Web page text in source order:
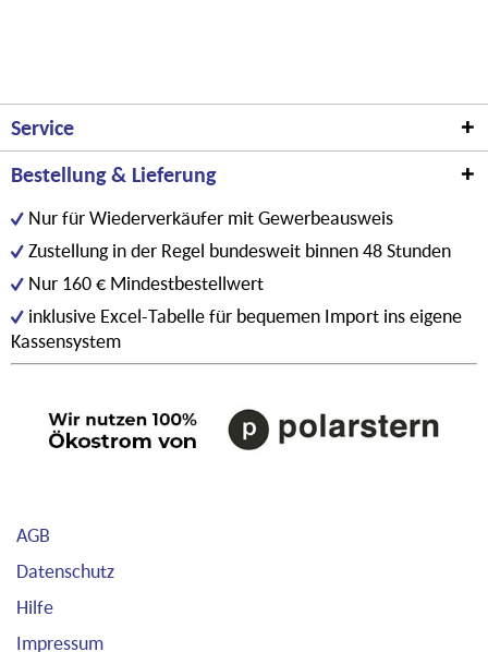
Service
Bestellung & Lieferung
Nur für Wiederverkäufer mit Gewerbeausweis
Zustellung in der Regel bundesweit binnen 48 Stunden
Nur 160 € Mindestbestellwert
inklusive Excel-Tabelle für bequemen Import ins eigene
Kassensystem
AGB
Datenschutz
Hilfe
Impressum